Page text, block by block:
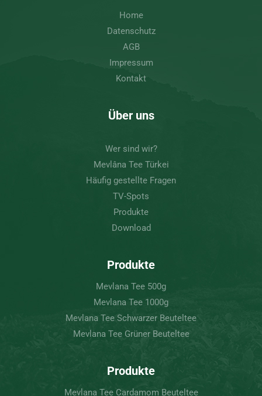
Home
Datenschutz
AGB
Impressum
Kontakt
Über uns
Wer sind wir?
Mevlâna Tee Türkei
Häufig gestellte Fragen
TV-Spots
Produkte
Download
Produkte
Mevlana Tee 500g
Mevlana Tee 1000g
Mevlana Tee Schwarzer Beuteltee
Mevlana Tee Grüner Beuteltee
Produkte
Mevlana Tee Cardamom Beuteltee